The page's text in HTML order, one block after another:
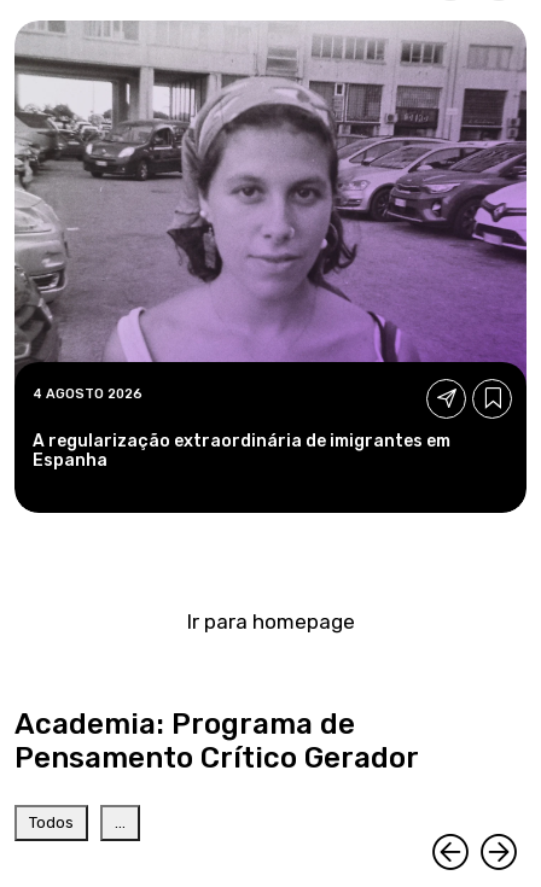
4 AGOSTO 2026
A regularização extraordinária de imigrantes em
Espanha
Ir para homepage
Academia: Programa de
Pensamento Crítico Gerador
Todos